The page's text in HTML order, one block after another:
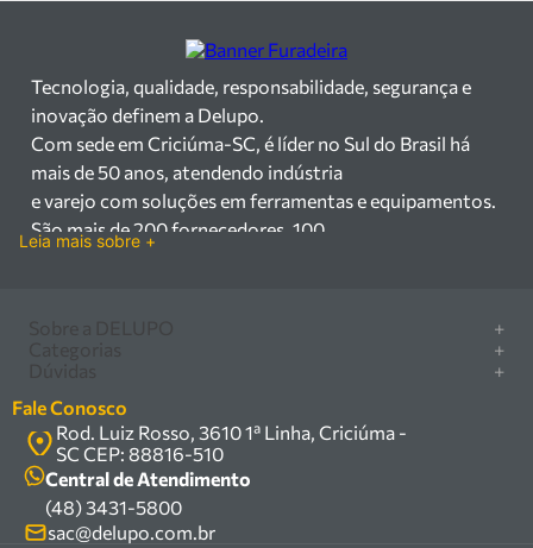
Tecnologia, qualidade, responsabilidade, segurança e
inovação definem a Delupo.
Com sede em Criciúma-SC, é líder no Sul do Brasil há
mais de 50 anos, atendendo indústria
e varejo com soluções em ferramentas e equipamentos.
São mais de 200 fornecedores, 100
equipamentos industriais no Sul do Brasil. Com sede em
Criciúma – SC, atendemos os
setores industrial e varejista com um amplo portfólio de
produtos à pronta entrega.
Trabalhamos com mais de 200 fornecedores parceiros e
um estoque com mais de
100.000 itens, incluindo máquinas, ferramentas
Leia mais sobre +
+
Marcas
Política de privacidade
Política de entrega
Termos e condições
Fale conosco
+
Serra circular
Compressor
Caixa Organizadora
Carrinho Armazém
Kits
+
Como comprar
Central de ajuda
Troca, devolução e garantia
Fale Conosco
Rod. Luiz Rosso, 3610 1ª Linha, Criciúma -
SC CEP: 88816-510
Central de Atendimento
(48) 3431-5800
sac@delupo.com.br